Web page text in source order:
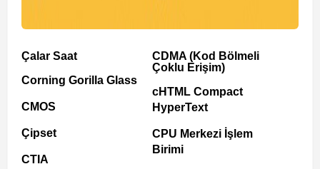
Çalar Saat
Corning Gorilla Glass
CMOS
Çipset
CTIA
CDMA (Kod Bölmeli
Çoklu Erişim)
cHTML Compact
HyperText
CPU Merkezi İşlem
Birimi